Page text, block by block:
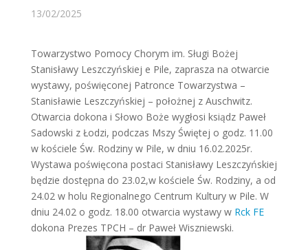
13/02/2025
Towarzystwo Pomocy Chorym im. Sługi Bożej
Stanisławy Leszczyńskiej e Pile, zaprasza na otwarcie
wystawy, poświęconej Patronce Towarzystwa –
Stanisławie Leszczyńskiej – położnej z Auschwitz.
Otwarcia dokona i Słowo Boże wygłosi ksiądz Paweł
Sadowski z Łodzi, podczas Mszy Świętej o godz. 11.00
w kościele Św. Rodziny w Pile, w dniu 16.02.2025r.
Wystawa poświęcona postaci Stanisławy Leszczyńskiej
będzie dostępna do 23.02,w kościele Św. Rodziny, a od
24.02 w holu Regionalnego Centrum Kultury w Pile. W
dniu 24.02 o godz. 18.00 otwarcia wystawy w Rck FE
dokona Prezes TPCH – dr Paweł Wiszniewski.